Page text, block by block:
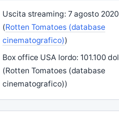
Uscita streaming: 7 agosto 2020
(Rotten Tomatoes (database
cinematografico))
Box office USA lordo: 101.100
(Rotten Tomatoes (database
cinematografico))